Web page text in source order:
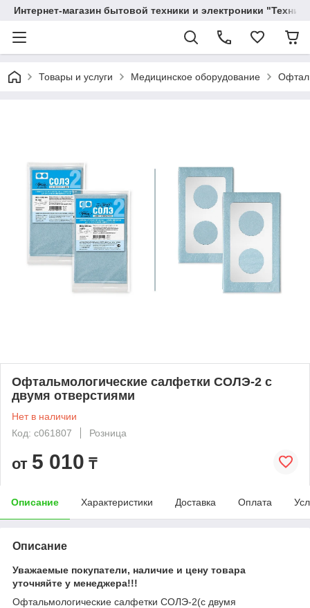
Интернет-магазин бытовой техники и электроники
Товары и услуги Медицинское оборудование
Офтальмологические салфетки СОЛЭ-2 с
двумя отверстиями
Нет в наличии
Код: c061807
Розница
от 5 010 ₸
Описание Характеристики Доставка Оплата
Описание
Уважаемые покупатели, наличие и цену товара
уточняйте у менеджера!!!
Офтальмологические салфетки СОЛЭ-2(с двумя